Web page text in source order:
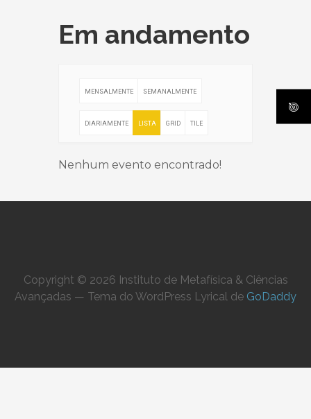
Em andamento
MENSALMENTE SEMANALMENTE
DIARIAMENTE LISTA GRID TILE
Nenhum evento encontrado!
Copyright © 2026 Instituto de Metafísica & Ciências
Avançadas — Tema do WordPress Lyrical de GoDaddy